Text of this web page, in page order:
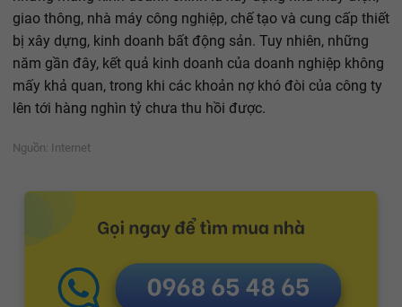
giao thông, nhà máy công nghiệp, chế tạo và cung cấp thiết
bị xây dựng, kinh doanh bất động sản. Tuy nhiên, những
năm gần đây, kết quả kinh doanh của doanh nghiệp không
mấy khả quan, trong khi các khoản nợ khó đòi của công ty
lên tới hàng nghìn tỷ chưa thu hồi được.
Nguồn: Internet